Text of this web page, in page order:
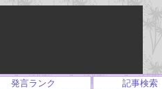
発言ランク 記事検索